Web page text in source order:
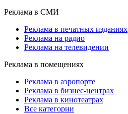
Реклама в СМИ
Реклама в печатных изданиях
Реклама на радио
Реклама на телевидении
Реклама в помещениях
Реклама в аэропорте
Реклама в бизнес-центрах
Реклама в кинотеатрах
Все категории